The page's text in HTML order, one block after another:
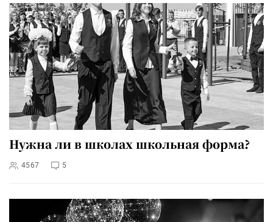
Нужна ли в школах школьная форма?
4567 5